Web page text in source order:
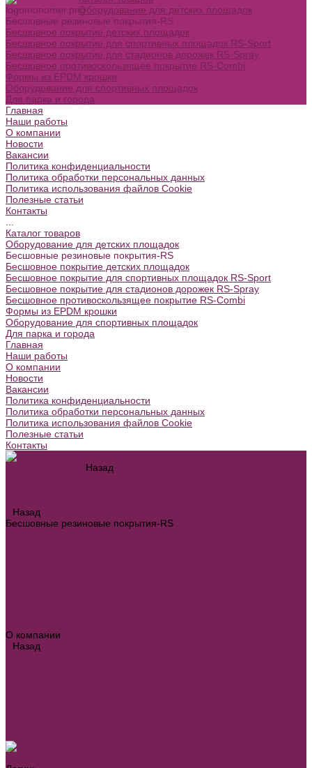
Оборудование для детских площадок
Бесшовные резиновые покрытия-RS
Бесшовное покрытие детских площадок
Бесшовное покрытие для спортивных площадок RS-Sport
Бесшовное покрытие для стадионов дорожек RS-Spray
Бесшовное противоскользящее покрытие RS-Combi
Формы из EPDM крошки
Оборудование для спортивных площадок
Для парка и города
Главная
Наши работы
О компании
Новости
Вакансии
Политика конфиденциальности
Политика обработки персональных данных
Политика использования файлов Cookie
Полезные статьи
Контакты
Каталог товаров
Оборудование для детских площадок
Бесшовные резиновые покрытия-RS
Бесшовное покрытие детских площадок
Бесшовное покрытие для спортивных площадок RS-Sport
Бесшовное покрытие для стадионов дорожек RS-Spray
Бесшовное противоскользящее покрытие RS-Combi
Формы из EPDM крошки
Оборудование для спортивных площадок
Для парка и города
Главная
Наши работы
О компании
Новости
Вакансии
Политика конфиденциальности
Политика обработки персональных данных
Политика использования файлов Cookie
Полезные статьи
Контакты
Назад
Назад
Бесшовные резиновые покрытия-RS
О компании
Назад